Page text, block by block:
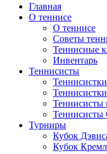
Главная
О теннисе
О теннисе
Советы
Теннисные
Инвентарь
Теннисисты
Теннисисты
Турниры
Кубок
Кубок